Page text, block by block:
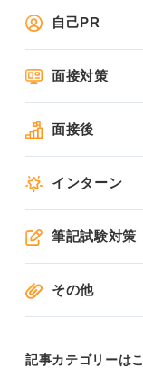
自己PR
面接対策
面接後
インターン
筆記試験対策
その他
記事カテゴリーは